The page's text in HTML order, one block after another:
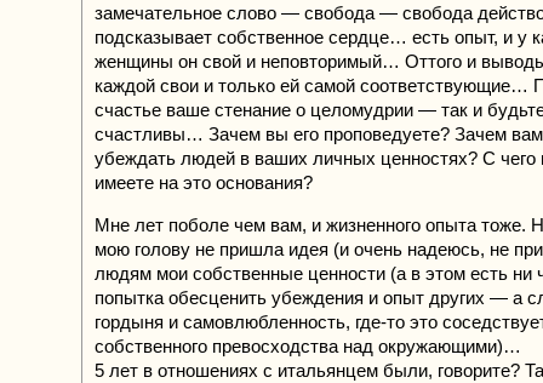
замечательное слово — свобода — свобода
подсказывает собственное сердце… есть опыт, и у
женщины он свой и неповторимый… Оттого и
каждой свои и только ей самой соответствующие…
счастье ваше стенание о целомудрии — так и
счастливы… Зачем вы его проповедуете? Зачем
убеждать людей в ваших личных ценностях? С чего
имеете на это основания?
Мне лет поболе чем вам, и жизненного опыта тоже.
мою голову не пришла идея (и очень надеюсь, не
людям мои собственные ценности (а в этом есть ни
попытка обесценить убеждения и опыт других — а
гордыня и самовлюбленность, где-то это
собственного превосходства над окружающими)…
5 лет в отношениях с итальянцем были, говорите?